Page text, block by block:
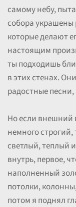
самому небу,
собора
которые делают
настоящим
ты подходишь
в этих стенах.
радостные
Но если внешний
немного
светлый, теплый
внутрь, первое,
наполненный
потолки,
потом я поднял